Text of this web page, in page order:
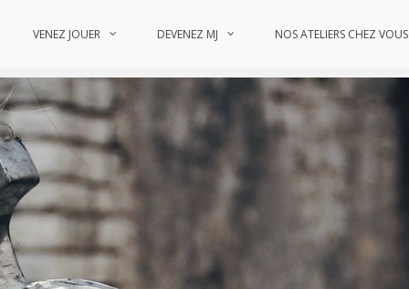
VENEZ JOUER DEVENEZ MJ NOS ATELIERS CHEZ VOUS